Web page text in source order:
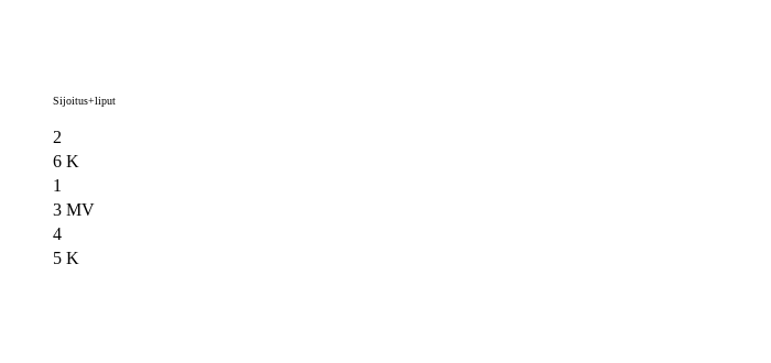
Sijoitus+liput
2
6 K
1
3 MV
4
5 K